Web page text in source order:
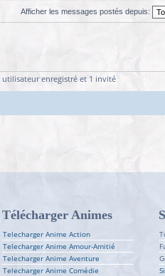
Afficher les messages postés depuis:
enregistré et 1 invité
Télécharger Animes
Telecharger Anime Action
Telecharger Anime Amour-Amitié
Telecharger Anime Aventure
Telecharger Anime Comédie